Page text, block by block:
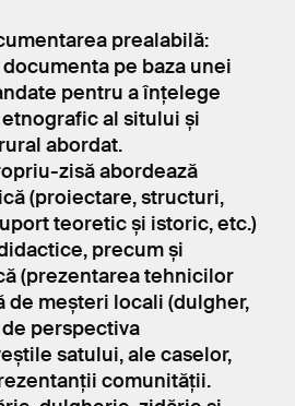
prealabilă:
pe baza unei
pentru a înțelege
al sitului și
abordat.
zisă abordează
(proiectare, structuri,
teoretic și istoric, etc.)
precum și
(prezentarea tehnicilor
meșteri locali (dulgher,
perspectiva
satului, ale caselor,
comunității.